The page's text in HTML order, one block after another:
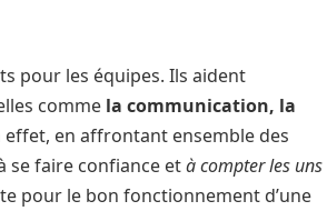
pour les équipes. Ils aident
comme la communication, la
effet, en affrontant ensemble des
se faire confiance età compter les uns
pour le bon fonctionnement d’une